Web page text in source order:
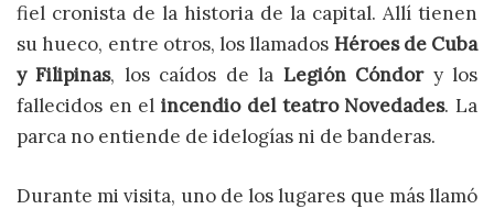
fiel cronista de la historia de la capital. Allí tienen
su hueco, entre otros, los llamados Héroes de Cuba
y Filipinas, los caídos de la Legión Cóndory los
fallecidos en elincendio del teatro Novedades. La
parca no entiende de idelogías ni de banderas.
Durante mi visita, uno de los lugares que más llamó